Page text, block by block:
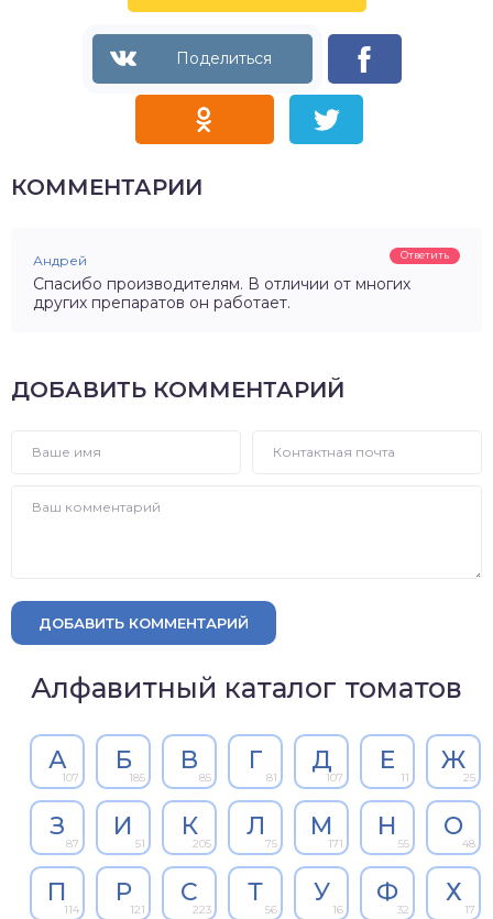
КОММЕНТАРИИ
Андрей Ответить
Спасибо производителям. В отличии от многих
других препаратов он работает.
ДОБАВИТЬ КОММЕНТАРИЙ
ДОБАВИТЬ КОММЕНТАРИЙ
Алфавитный каталог томатов
А
107
Б
185
В
85
Г
81
Д
107
Е
11
Ж
25
З
87
И
51
К
205
Л
75
М
171
Н
55
О
48
П
114
Р
121
С
223
Т
56
У
16
Ф
32
Х
17